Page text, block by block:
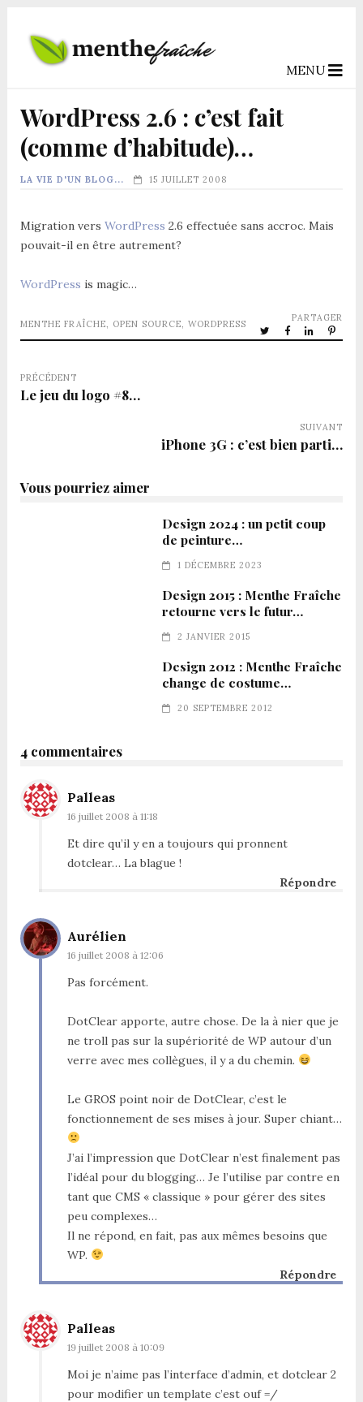
MENU
WordPress 2.6 : c’est fait
(comme d’habitude)…
LA VIE D'UN BLOG... 15 JUILLET 2008
Migration vers WordPress 2.6 effectuée sans accroc. Mais
pouvait-il en être autrement?
WordPress is magic…
MENTHE FRAÎCHE, OPEN SOURCE, WORDPRESS
PARTAGER
PRÉCÉDENT
Le jeu du logo #8…
SUIVANT
iPhone 3G : c’est bien parti…
Vous pourriez aimer
Design 2024 : un petit coup
de peinture…
1 DÉCEMBRE 2023
Design 2015 : Menthe Fraîche
retourne vers le futur…
2 JANVIER 2015
Design 2012 : Menthe Fraîche
change de costume…
20 SEPTEMBRE 2012
4 commentaires
Palleas
16 juillet 2008 à 11:18
Et dire qu’il y en a toujours qui pronnent
dotclear… La blague !
Répondre
Aurélien
16 juillet 2008 à 12:06
Pas forcément.
DotClear apporte, autre chose. De la à nier que je
ne troll pas sur la supériorité de WP autour d’un
verre avec mes collègues, il y a du chemin.
Le GROS point noir de DotClear, c’est le
fonctionnement de ses mises à jour. Super chiant…
J’ai l’impression que DotClear n’est finalement pas
l’idéal pour du blogging… Je l’utilise par contre en
tant que CMS « classique » pour gérer des sites
peu complexes…
Il ne répond, en fait, pas aux mêmes besoins que
WP.
Répondre
Palleas
19 juillet 2008 à 10:09
Moi je n’aime pas l’interface d’admin, et dotclear 2
pour modifier un template c’est ouf =/